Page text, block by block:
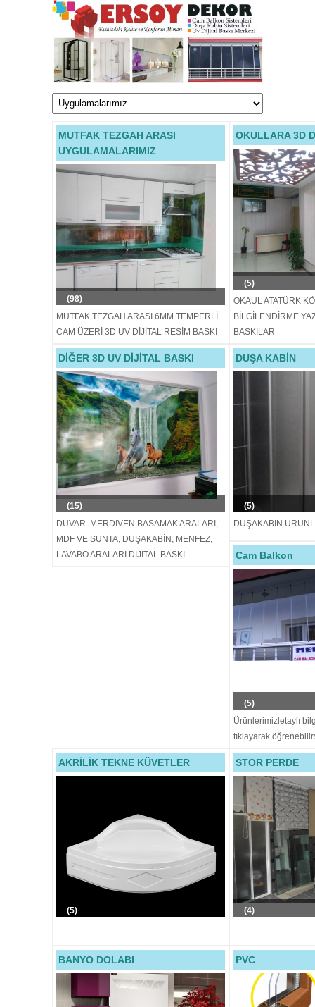
MUTFAK TEZGAH ARASI
UYGULAMALARIMIZ
(98)
MUTFAK TEZGAH ARASI 6MM TEMPERLİ
CAM ÜZERİ 3D UV DİJİTAL RESİM BASKI
OKULLARA 3D
(5)
OKAUL ATATÜRK
BİLGİLENDİRME
BASKILAR
DİĞER 3D UV DİJİTAL BASKI
(15)
DUVAR. MERDİVEN BASAMAK ARALARI,
MDF VE SUNTA, DUŞAKABİN, MENFEZ,
LAVABO ARALARI DİJİTAL BASKI
DUŞA KABİN
(5)
DUŞAKABİN
Cam Balkon
(5)
Ürünlerimizletaylı
tıklayarak
AKRİLİK TEKNE KÜVETLER
(5)
STOR PERDE
(4)
BANYO DOLABI PVC